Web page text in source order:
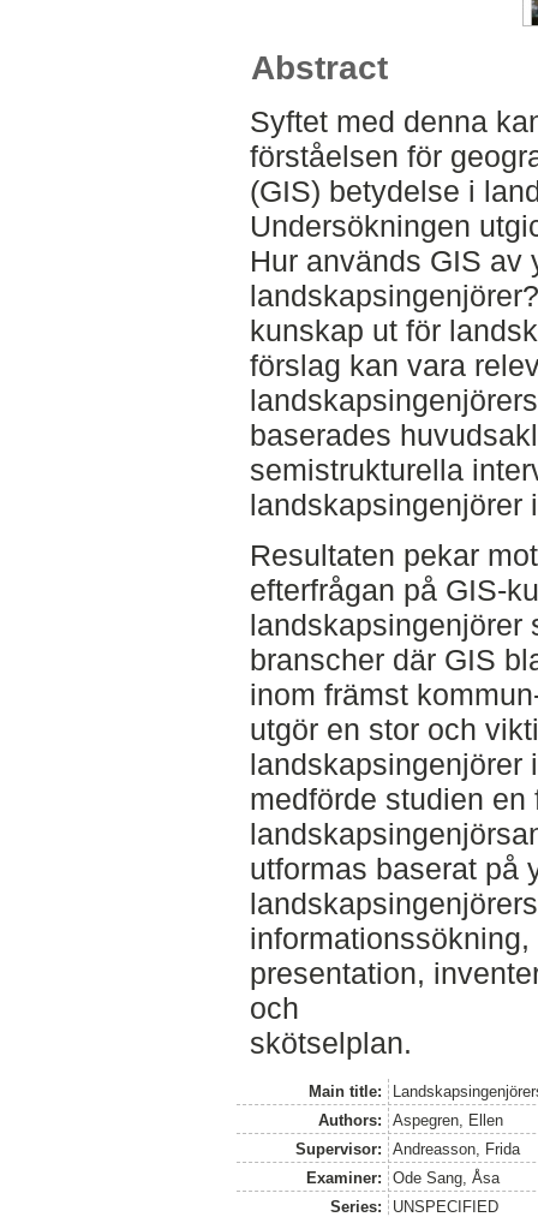
Abstract
Syftet med denna
förståelsen för
(GIS) betydelse i
Undersökningen
Hur används GIS av
kunskap ut för
förslag kan vara
baserades
semistrukturella
landskapsingenjörer
Resultaten pekar
efterfrågan på GIS-
landskapsingenjörer
branscher där GIS
inom främst
utgör en stor och
landskapsingenjörer
medförde studien
utformas baserat på
presentation,
och
skötselplan.
Main title:
Authors:
Aspegren, Ellen
Supervisor:
Andreasson, Frida
Examiner:
Ode Sang, Åsa
Series:
UNSPECIFIED